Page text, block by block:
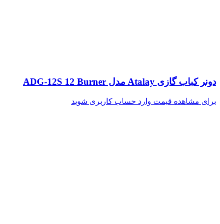
دونر کباب گازی Atalay مدل ADG-12S 12 Burner
برای مشاهده قیمت وارد حساب کاربری شوید